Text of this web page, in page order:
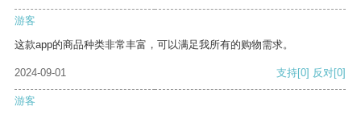
游客
这款app的商品种类非常丰富，可以满足我所有的购物需求。
2024-09-01 支持[0] 反对[0]
游客